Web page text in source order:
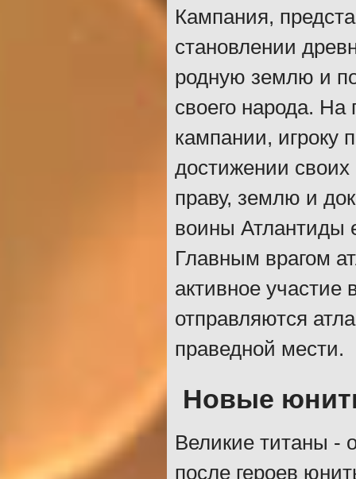
Кампания,
становлении
родную землю и
своего народа.
кампании, игроку
достижении
праву, землю и
воины Атлантиды
Главным врагом
активное участие
отправляются
праведной мести.
Новые
Великие титаны
после героев